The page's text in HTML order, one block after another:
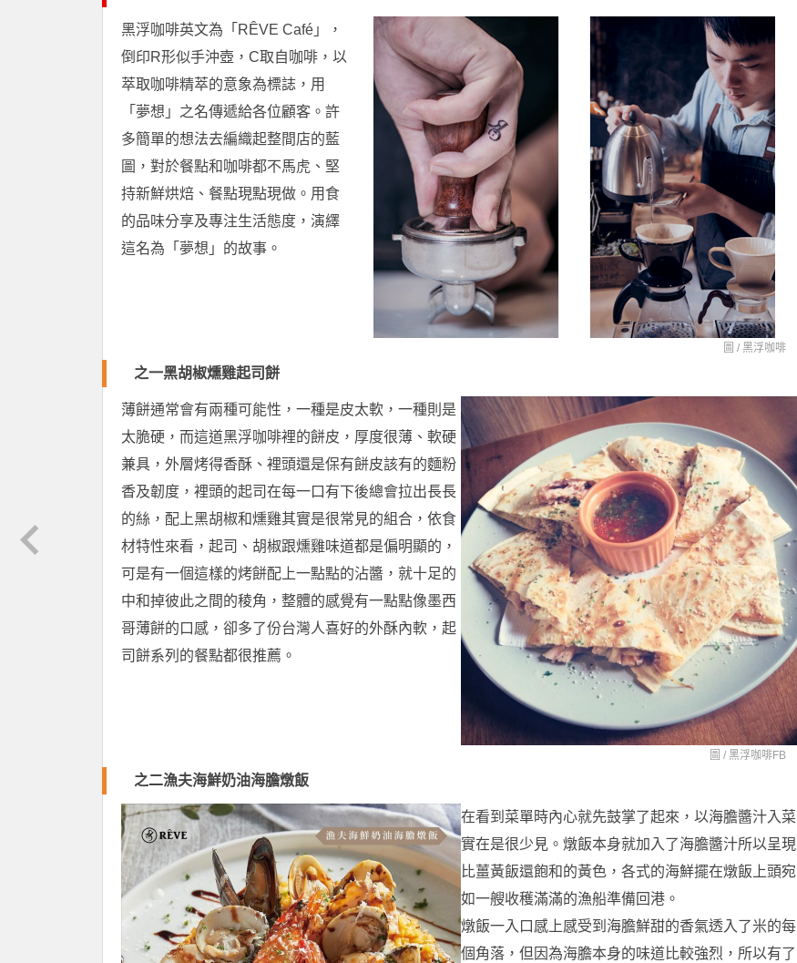
黑浮咖啡英文為「RÊVE Café」，
倒印R形似手沖壺，C取自咖啡，以
萃取咖啡精萃的意象為標誌，用
「夢想」之名傳遞給各位顧客。許
多簡單的想法去編織起整間店的藍
圖，對於餐點和咖啡都不馬虎、堅
持新鮮烘焙、餐點現點現做。用食
的品味分享及專注生活態度，演繹
這名為「夢想」的故事。
圖 /黑浮咖啡
之一黑胡椒燻雞起司餅
薄餅通常會有兩種可能性，一種是皮太軟，一種則是
太脆硬，而這道黑浮咖啡裡的餅皮，厚度很薄、軟硬
兼具，外層烤得香酥、裡頭還是保有餅皮該有的麵粉
香及韌度，裡頭的起司在每一口有下後總會拉出長長
的絲，配上黑胡椒和燻雞其實是很常見的組合，依食
材特性來看，起司、胡椒跟燻雞味道都是偏明顯的，
可是有一個這樣的烤餅配上一點點的沾醬，就十足的
中和掉彼此之間的稜角，整體的感覺有一點點像墨西
哥薄餅的口感，卻多了份台灣人喜好的外酥內軟，起
司餅系列的餐點都很推薦。
圖 /黑浮咖啡FB
之二漁夫海鮮奶油海膽燉飯
在看到菜單時內心就先鼓掌了起來，以海膽醬汁入菜
實在是很少見。燉飯本身就加入了海膽醬汁所以呈現
比薑黃飯還飽和的黃色，各式的海鮮擺在燉飯上頭宛
如一艘收穫滿滿的漁船準備回港。
燉飯一入口感上感受到海膽鮮甜的香氣透入了米的每
個角落，但因為海膽本身的味道比較強烈，所以有了